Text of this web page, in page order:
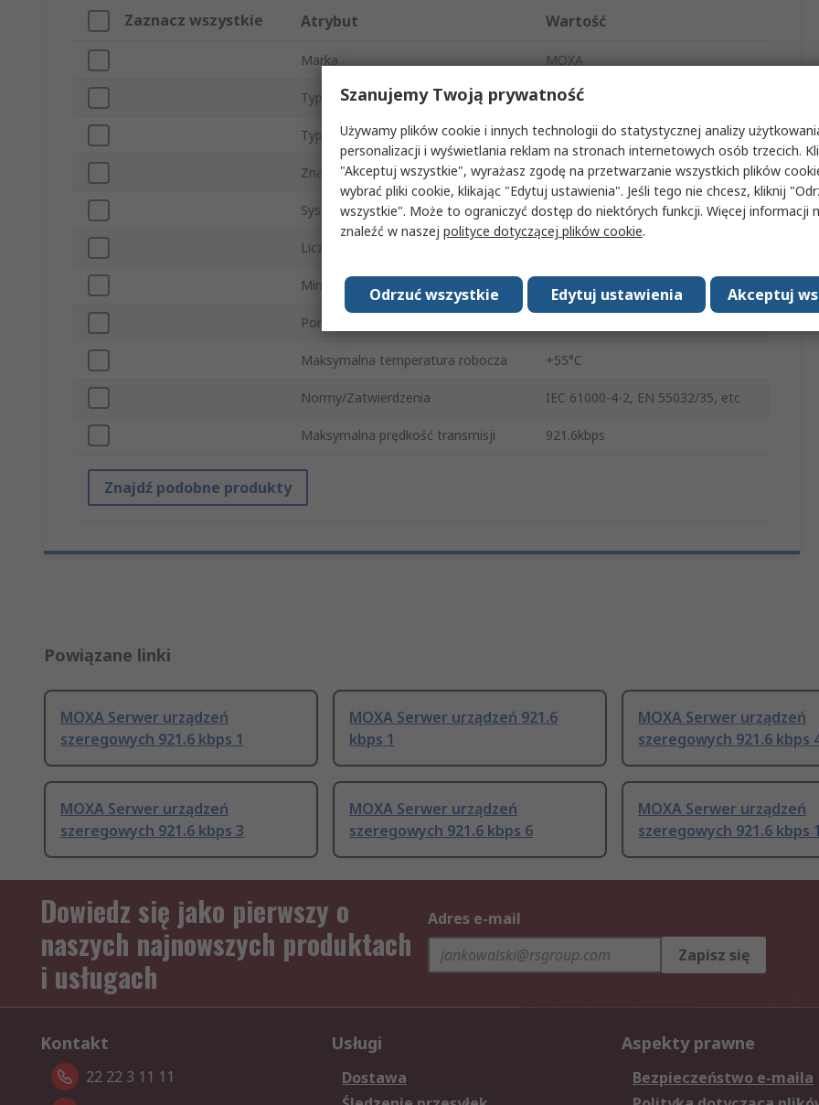
Zaznacz wszystkie Atrybut Wartość
Marka MOXA
Typ produktu Serwer urządzeń szeregowych
Typ akcesorium Serwer
Znamionowe napięcie zasilania 12 to 48 V dc
System operacyjny Android, Mac OS, Linux, Windows
Liczba portów
Minimalna temperatura robocza -40°C
Port połączeniowy
Maksymalna temperatura robocza +55°C
Normy/Zatwierdzenia IEC 61000-4-2, EN 55032/35, etc
Maksymalna prędkość transmisji 921.6kbps
Znajdź podobne produkty
Powiązane linki
MOXA Serwer urządzeń
szeregowych 921.6 kbps 1
MOXA Serwer urządzeń 921.6
kbps 1
MOXA Serwer urządzeń
szeregowych 921.6 kbps
MOXA Serwer urządzeń
szeregowych 921.6 kbps 3
MOXA Serwer urządzeń
szeregowych 921.6 kbps 6
MOXA Serwer urządzeń
szeregowych 921.6 kbps
Dowiedz się jako pierwszy o
naszych najnowszych produktach
i usługach
Adres e-mail
Zapisz się
Kontakt
22 22 3 11 11
Usługi
Dostawa
Aspekty prawne
Bezpieczeństwo e-maila
Szanujemy Twoją prywatność
Używamy plików cookie i innych technologii do statystycznej analizy
personalizacji i wyświetlania reklam na stronach internetowych osób trzecich.
"Akceptuj wszystkie", wyrażasz zgodę na przetwarzanie wszystkich plików
wybrać pliki cookie, klikając "Edytuj ustawienia". Jeśli tego nie chcesz, kliknij
wszystkie". Może to ograniczyć dostęp do niektórych funkcji. Więcej informacji
znaleźć w naszej polityce dotyczącej plików cookie.
Akceptuj
Edytuj ustawienia
Odrzuć wszystkie